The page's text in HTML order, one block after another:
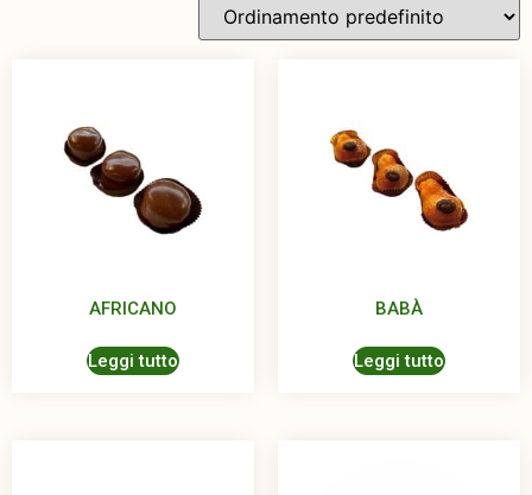
AFRICANO
Leggi tutto
BABÀ
Leggi tutto